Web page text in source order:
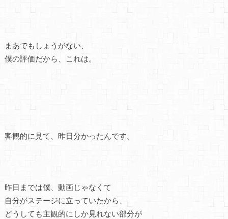
まあでもしょうがない、
僕の評価だから、これは。
客観的に見て、昨日分かったんです。
昨日までは僕、動画じゃなくて
自分がステージに立っていたから、
どうしても主観的にしか見れない部分が